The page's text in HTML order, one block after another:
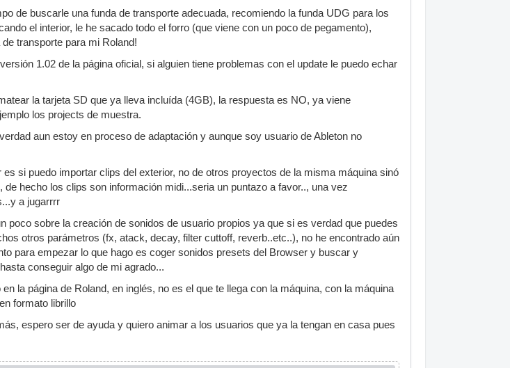
de buscarle una funda de transporte adecuada, recomiendo la funda UDG para los
el interior, le he sacado todo el forro (que viene con un poco de pegamento),
transporte para mi Roland!
1.02 de la página oficial, si alguien tiene problemas con el update le puedo echar
la tarjeta SD que ya lleva incluída (4GB), la respuesta es NO, ya viene
los projects de muestra.
aun estoy en proceso de adaptación y aunque soy usuario de Ableton no
si puedo importar clips del exterior, no de otros proyectos de la misma máquina sinó
de hecho los clips son información midi...seria un puntazo a favor.., una vez
a jugarrrr
poco sobre la creación de sonidos de usuario propios ya que si es verdad que puedes
otros parámetros (fx, atack, decay, filter cuttoff, reverb..etc..), no he encontrado aún
para empezar lo que hago es coger sonidos presets del Browser y buscar y
conseguir algo de mi agrado...
la página de Roland, en inglés, no es el que te llega con la máquina, con la máquina
formato librillo
espero ser de ayuda y quiero animar a los usuarios que ya la tengan en casa pues